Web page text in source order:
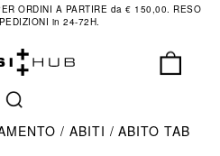
ORDINI A PARTIRE da € 150,00. RESO
in 24-72H.
ABITI ABITO TAB